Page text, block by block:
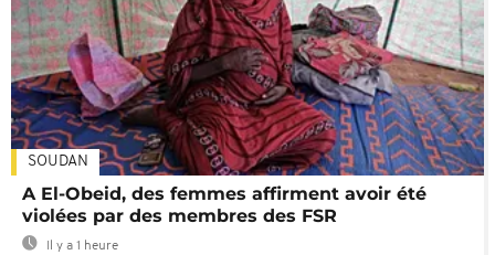
SOUDAN
A El-Obeid, des femmes affirment avoir été
violées par des membres des FSR
Il y a 1 heure